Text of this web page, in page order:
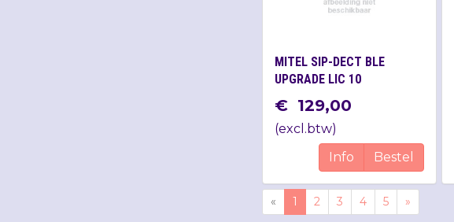
MITEL SIP-DECT BLE
UPGRADE LIC 10
€ 129,00
(excl.btw)
Info
Bestel
« 1 2 3 4 5 »